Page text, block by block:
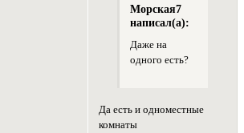
Морская7
написал(а):
Даже на
одного есть?
Да есть и одноместные
комнаты